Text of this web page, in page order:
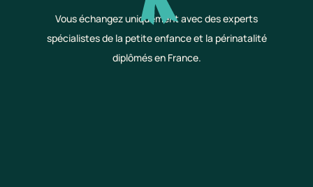
Vous échangez uniquement avec des experts
spécialistes de la petite enfance et la périnatalité
diplômés en France.